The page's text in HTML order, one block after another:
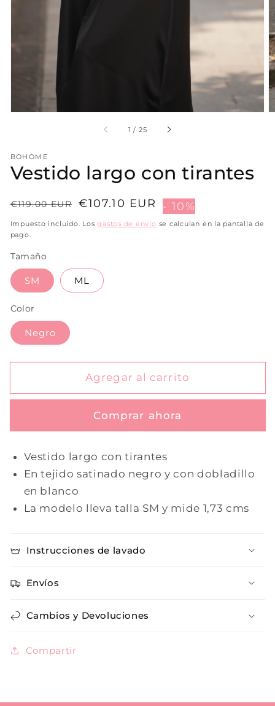
1 / en
25
BOHOME
Vestido largo con tirantes
Precio
habitual
€119.00 EUR
Precio
de
venta
€107.10 EUR - 10%
Impuesto incluido. Losgastos de envío se calculan en la pantalla de
pago.
Tamaño
SM ML
Color
Negro
Agregar al carrito
Comprar ahora
Vestido largo con tirantes
En tejido satinado negro y con dobladillo
en blanco
La modelo lleva talla SM y mide 1,73 cms
Instrucciones de lavado
Envíos
Cambios y Devoluciones
Compartir